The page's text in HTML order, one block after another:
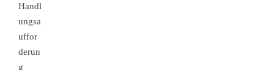
Handl
ungsa
uffor
derun
g